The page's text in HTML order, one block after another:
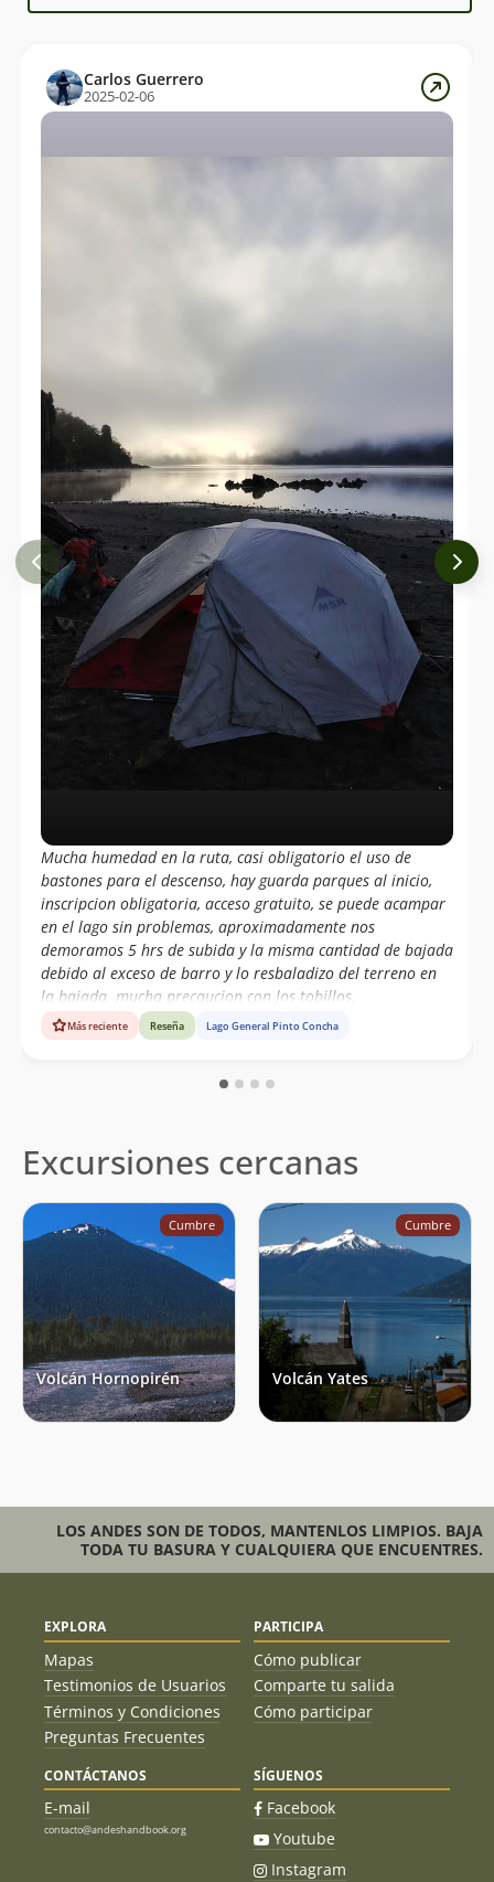
Carlos Guerrero
2025-02-06
Mucha humedad en la ruta, casi obligatorio el uso de
bastones para el descenso, hay guarda parques al inicio,
inscripcion obligatoria, acceso gratuito, se puede acampar
en el lago sin problemas, aproximadamente nos
demoramos 5 hrs de subida y la misma cantidad de bajada
debido al exceso de barro y lo resbaladizo del terreno en
la bajada. mucha precaucion con los tobillos.
Más reciente Reseña Lago General Pinto Concha
Excursiones cercanas
Cumbre
Volcán Hornopirén
Cumbre
Volcán Yates
LOS ANDES SON DE TODOS, MANTENLOS LIMPIOS. BAJA
TODA TU BASURA Y CUALQUIERA QUE ENCUENTRES.
EXPLORA
Mapas
Testimonios de Usuarios
Términos y Condiciones
Preguntas Frecuentes
PARTICIPA
Cómo publicar
Comparte tu salida
Cómo participar
CONTÁCTANOS
E-mail
contacto@andeshandbook.org
SÍGUENOS
Facebook
Youtube
Instagram